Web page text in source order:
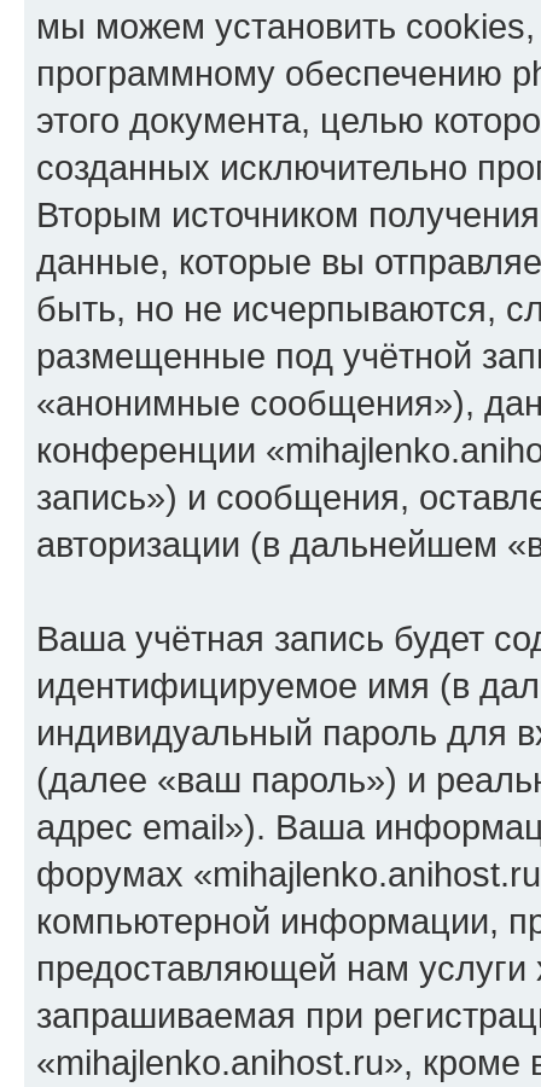
мы можем установить
программному обеспечению
этого документа, целью
созданных исключительно
Вторым источником
данные, которые вы
быть, но не исчерпываются,
размещенные под учётной
«анонимные сообщения»),
конференции
запись») и сообщения,
авторизации (в дальнейшем
Ваша учётная запись будет
идентифицируемое имя (в
индивидуальный пароль для
(далее «ваш пароль») и
адрес email»). Ваша
форумах
компьютерной информации,
предоставляющей нам
запрашиваемая при
«mihajlenko.anihost.ru», кроме